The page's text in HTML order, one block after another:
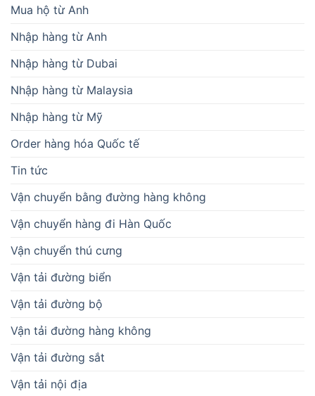
Mua hộ từ Anh
Nhập hàng từ Anh
Nhập hàng từ Dubai
Nhập hàng từ Malaysia
Nhập hàng từ Mỹ
Order hàng hóa Quốc tế
Tin tức
Vận chuyển bằng đường hàng không
Vận chuyển hàng đi Hàn Quốc
Vận chuyển thú cưng
Vận tải đường biển
Vận tải đường bộ
Vận tải đường hàng không
Vận tải đường sắt
Vận tải nội địa